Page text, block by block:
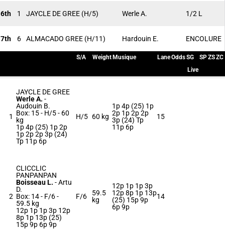
6th 1 JAYCLE DE GREE (H/5) Werle A. 1/2 L
7th 6 ALMACADO GREE (H/11) Hardouin E. ENCOLURE
S/A Weight Musique LaneOddsSG SPZSZC
Live
1
JAYCLE DE GREE
Werle A. -
Audouin B.
Box: 15 - H/5 - 60
kg
1p 4p (25) 1p 2p
1p 2p 2p 3p (24)
Tp 11p 6p
H/5 60 kg
1p 4p (25) 1p
2p 1p 2p 2p
3p (24) Tp
11p 6p
15
2
CLICCLIC
PANPANPAN
Boisseau L. -Artu
D.
Box: 14 - F/6 -
59.5 kg
12p 1p 1p 3p 12p
8p 1p 13p (25)
15p 9p 6p 9p
F/6
59.5
kg
12p 1p 1p 3p
12p 8p 1p 13p
(25) 15p 9p
6p 9p
14